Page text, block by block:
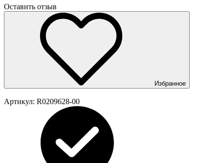
Оставить отзыв
Избранное
Артикул: R0209628-00